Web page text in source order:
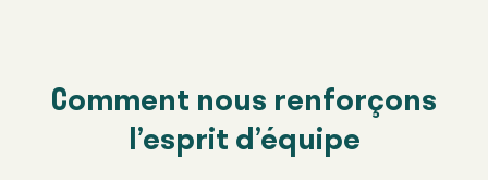
Comment nous renforçons
l’esprit d’équipe